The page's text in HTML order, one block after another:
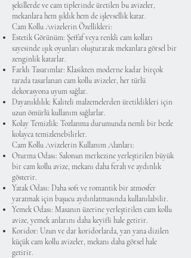
şekillerde ve cam tiplerinde üretilen bu avizeler,
mekanlara hem şıklık hem de işlevsellik katar.
Cam Kollu Avizelerin Özellikleri:
Estetik Görünüm: Şeffaf veya renkli cam kolları
sayesinde ışık oyunları oluşturarak mekanlara görsel bir
zenginlik katarlar.
Farklı Tasarımlar: Klasikten moderne kadar birçok
tarzda tasarlanan cam kollu avizeler, her türlü
dekorasyona uyum sağlar.
Dayanıklılık: Kaliteli malzemelerden üretildikleri için
uzun ömürlü kullanım sağlarlar.
Kolay Temizlik: Tozlanma durumunda nemli bir bezle
kolayca temizlenebilirler.
Cam Kollu Avizelerin Kullanım Alanları:
Oturma Odası: Salonun merkezine yerleştirilen büyük
bir cam kollu avize, mekanı daha ferah ve aydınlık
gösterir.
Yatak Odası: Daha soft ve romantik bir atmosfer
yaratmak için başucu aydınlatmasında kullanılabilir.
Yemek Odası: Masanın üzerine yerleştirilen cam kollu
avize, yemek anlarını daha keyifli hale getirir.
Koridor: Uzun ve dar koridorlarda, yan yana dizilen
küçük cam kollu avizeler, mekanı daha görsel hale
getirir.